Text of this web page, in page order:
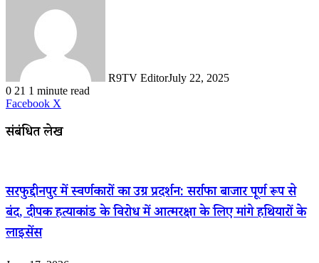
R9TV EditorJuly 22, 2025
0 21 1 minute read
Facebook X
Email
संबंधित लेख
सरफुद्दीनपुर में स्वर्णकारों का उग्र प्रदर्शन: सर्राफा बाजार पूर्ण रूप से
बंद, दीपक हत्याकांड के विरोध में आत्मरक्षा के लिए मांगे हथियारों के
लाइसेंस